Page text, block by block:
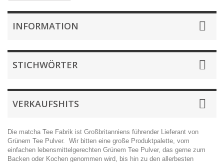
INFORMATION
STICHWÖRTER
VERKAUFSHITS
Die matcha Tee Fabrik ist Großbritanniens führender Lieferant von
Grünem Tee Pulver. Wir bitten eine große Produktpalette, vom
einfachen lebensmittelgerechten Grünem Tee Pulver, das gerne zum
Backen oder Kochen genommen wird, bis hin zu den allerbesten